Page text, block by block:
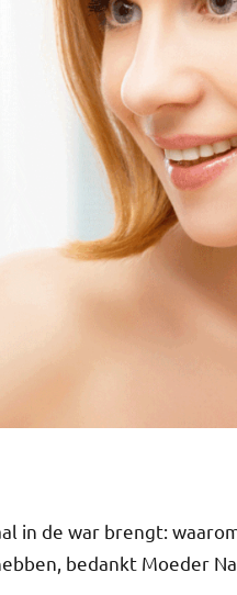
in de war brengt:
bedankt Moeder